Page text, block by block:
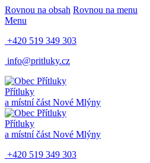
Rovnou na obsah Rovnou na menu
Menu
+420 519 349 303
info@pritluky.cz
Přítluky
a místní část Nové Mlýny
Přítluky
a místní část Nové Mlýny
+420 519 349 303